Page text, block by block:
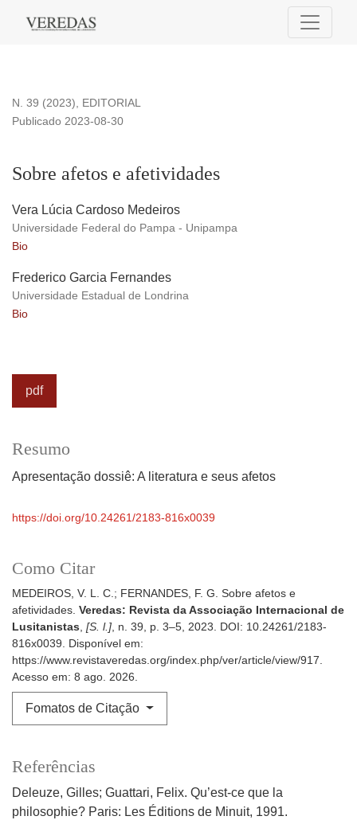
N. 39 (2023), EDITORIAL
Sobre afetos e afetividades
Publicado 2023-08-30
Vera Lúcia Cardoso Medeiros
Universidade Federal do Pampa - Unipampa
Bio
Frederico Garcia Fernandes
Universidade Estadual de Londrina
Bio
pdf
Como Citar
MEDEIROS, V. L. C.; FERNANDES, F. G. Sobre afetos e
afetividades. Veredas: Revista da Associação Internacional de
Lusitanistas, [S. l.], n. 39, p. 3–5, 2023. DOI: 10.24261/2183-
816x0039. Disponível em:
https://www.revistaveredas.org/index.php/ver/article/view/917.
Acesso em: 8 ago. 2026.
Fomatos de Citação
Resumo
Apresentação dossiê: A literatura e seus afetos
https://doi.org/10.24261/2183-816x0039
Referências
Deleuze, Gilles; Guattari, Felix. Qu’est-ce que la
philosophie? Paris: Les Éditions de Minuit, 1991.